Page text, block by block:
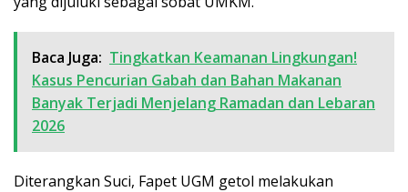
Baca Juga: Tingkatkan Keamanan Lingkungan!
Kasus Pencurian Gabah dan Bahan Makanan
Banyak Terjadi Menjelang Ramadan dan Lebaran
2026
Diterangkan Suci, Fapet UGM getol melakukan